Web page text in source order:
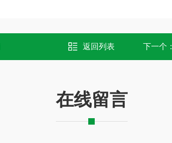
返回列表 下一个：
在线留言